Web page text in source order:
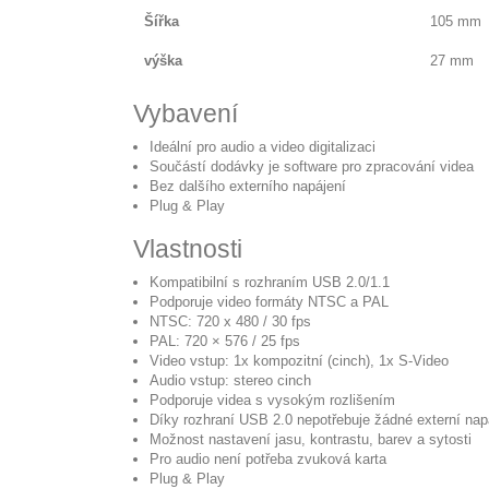
Šířka 105 mm
výška 27 mm
Vybavení
Ideální pro audio a video digitalizaci
Součástí dodávky je software pro zpracování videa
Bez dalšího externího napájení
Plug & Play
Vlastnosti
Kompatibilní s rozhraním USB 2.0/1.1
Podporuje video formáty NTSC a PAL
NTSC: 720 x 480 / 30 fps
PAL: 720 × 576 / 25 fps
Video vstup: 1x kompozitní (cinch), 1x S-Video
Audio vstup: stereo cinch
Podporuje videa s vysokým rozlišením
Díky rozhraní USB 2.0 nepotřebuje žádné externí
Možnost nastavení jasu, kontrastu, barev a sytosti
Pro audio není potřeba zvuková karta
Plug & Play